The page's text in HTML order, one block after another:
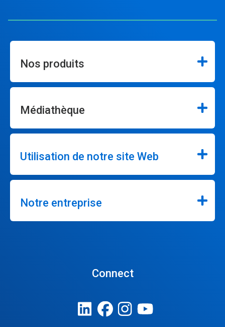
Nos produits
Médiathèque
Utilisation de notre site Web
Notre entreprise
Connect